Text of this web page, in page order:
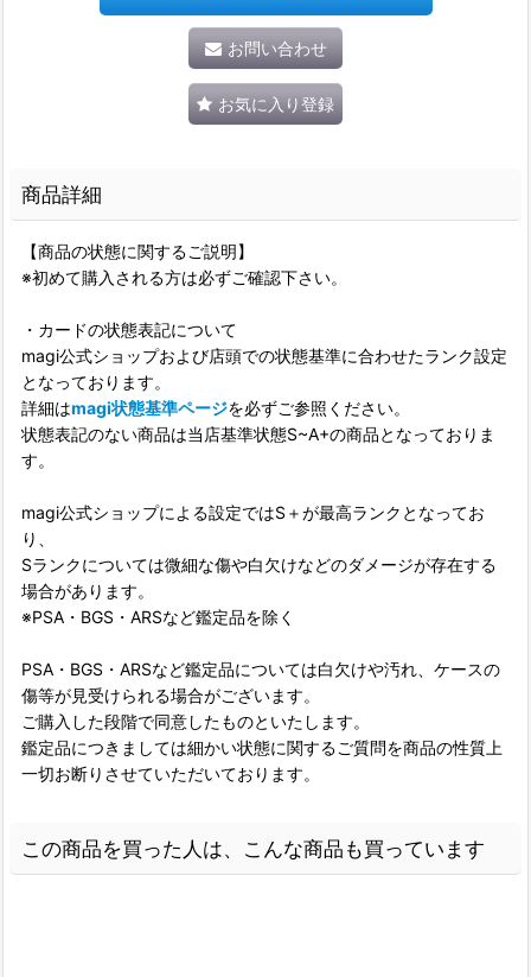
お問い合わせ
お気に入り登録
商品詳細
【商品の状態に関するご説明】
※初めて購入される方は必ずご確認下さい。
・カードの状態表記について
magi公式ショップおよび店頭での状態基準に合わせたランク設定
となっております。
詳細はmagi状態基準ページを必ずご参照ください。
状態表記のない商品は当店基準状態S~A+の商品となっておりま
す。
magi公式ショップによる設定ではS＋が最高ランクとなってお
り、
Sランクについては微細な傷や白欠けなどのダメージが存在する
場合があります。
※PSA・BGS・ARSなど鑑定品を除く
PSA・BGS・ARSなど鑑定品については白欠けや汚れ、ケースの
傷等が見受けられる場合がございます。
ご購入した段階で同意したものといたします。
鑑定品につきましては細かい状態に関するご質問を商品の性質上
一切お断りさせていただいております。
この商品を買った人は、こんな商品も買っています